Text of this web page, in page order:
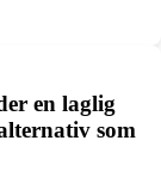
en laglig
som